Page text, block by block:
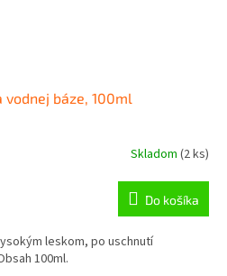
vodnej báze, 100ml
Skladom (2 ks)
Do košíka
leskom, po uschnutí
100ml.